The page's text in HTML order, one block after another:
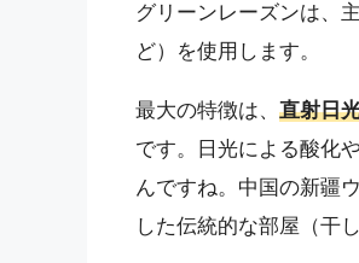
グリーンレーズンは、
ど）を使用します。
最大の特徴は、 直射日
です。日光による酸化
んですね。中国の新疆
した伝統的な部屋（干